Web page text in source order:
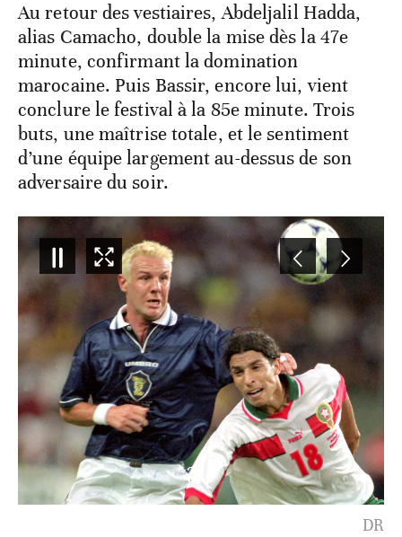
Au retour des vestiaires, Abdeljalil Hadda,
alias Camacho, double la mise dès la 47e
minute, confirmant la domination
marocaine. Puis Bassir, encore lui, vient
conclure le festival à la 85e minute. Trois
buts, une maîtrise totale, et le sentiment
d’une équipe largement au-dessus de son
adversaire du soir.
4
DR